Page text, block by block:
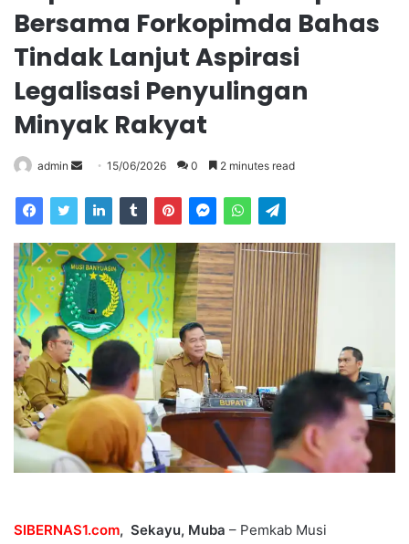
Bersama Forkopimda Bahas
Tindak Lanjut Aspirasi
Legalisasi Penyulingan
Minyak Rakyat
admin
Send
email
15/06/2026 0 2 minutes read
SIBERNAS1.com, Sekayu, Muba – Pemkab Musi